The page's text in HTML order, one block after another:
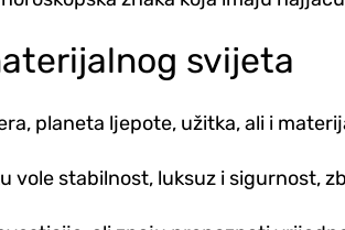
svijeta
planeta ljepote, užitka, ali i
vole stabilnost, luksuz i sigurnost,